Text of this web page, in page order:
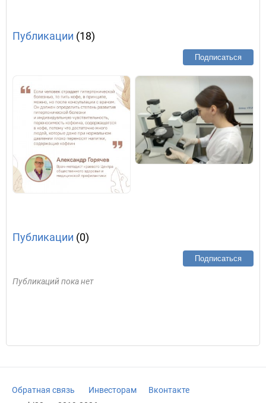
Публикации (18)
Подписаться
Публикации (0)
Подписаться
Публикаций пока нет
Обратная связь Инвесторам
Вконтакте